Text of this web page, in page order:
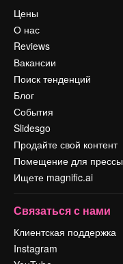
Цены
О нас
Reviews
Вакансии
Поиск тенденций
Блог
События
Slidesgo
Продайте свой контент
Помещение для прессы
Ищете magnific.ai
Связаться с нами
Клиентская поддержка
Instagram